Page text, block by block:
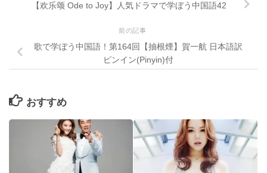
【欢乐颂 Ode to Joy】人気ドラマで学ぼう中国語42
前の記事
歌で学ぼう中国語！第164回【抽根煙】賀一航 日本語訳
ピンイン(Pinyin)付
おすすめ